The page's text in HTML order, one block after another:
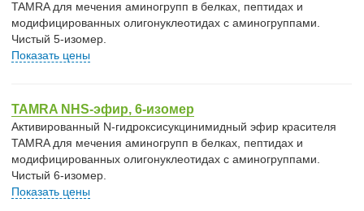
TAMRA для мечения аминогрупп в белках, пептидах и
модифицированных олигонуклеотидах с аминогруппами.
Чистый 5-изомер.
Показать цены
TAMRA NHS-эфир, 6-изомер
Активированный N-гидроксисукцинимидный эфир красителя
TAMRA для мечения аминогрупп в белках, пептидах и
модифицированных олигонуклеотидах с аминогруппами.
Чистый 6-изомер.
Показать цены